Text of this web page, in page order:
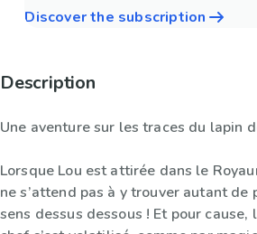
Discover the subscription
Description
Une aventure sur les traces du lapin
Lorsque Lou est attirée dans le
ne s’attend pas à y trouver autant de
sens dessus dessous ! Et pour